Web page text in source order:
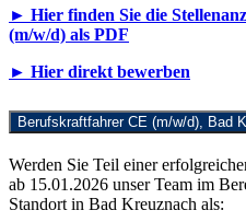
► Hier finden Sie die
(m/w/d) als PDF
► Hier direkt bewerben
Berufskraftfahrer CE (m/w/d), Bad
Werden Sie Teil einer
ab 15.01.2026 unser Team im
Standort in Bad Kreuznach als: